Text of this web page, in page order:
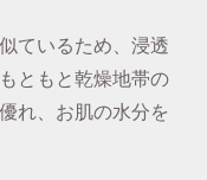
ているため、浸透
ともと乾燥地帯の
れ、お肌の水分を